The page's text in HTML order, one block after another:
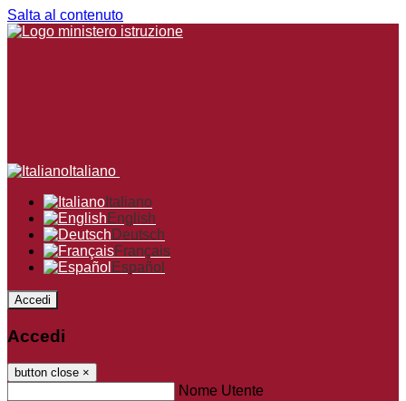
Salta al contenuto
Italiano
Italiano
English
Deutsch
Français
Español
Accedi
Accedi
button close ×
Nome Utente